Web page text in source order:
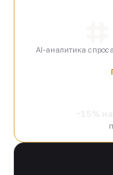
AI-аналитика